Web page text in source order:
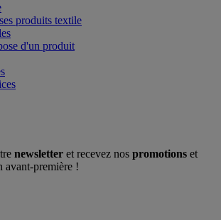
produits textile
d'un produit
newsletter et recevez nos promotions et
avant-première !